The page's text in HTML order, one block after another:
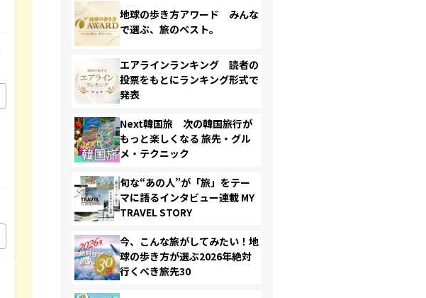
地球の歩き方アワード みんな
で選ぶ、旅のベスト。
エアラインランキング 読者の
投票をもとにランキング形式で
発表
Next韓国旅 次の韓国旅行が
もっと楽しくなる 旅先・グル
メ・テクニック
旬な“あの人”が「旅」をテー
マに語るインタビュー連載 MY
TRAVEL STORY
今、こんな旅がしてみたい！地
球の歩き方が選ぶ2026年絶対
行くべき旅先30